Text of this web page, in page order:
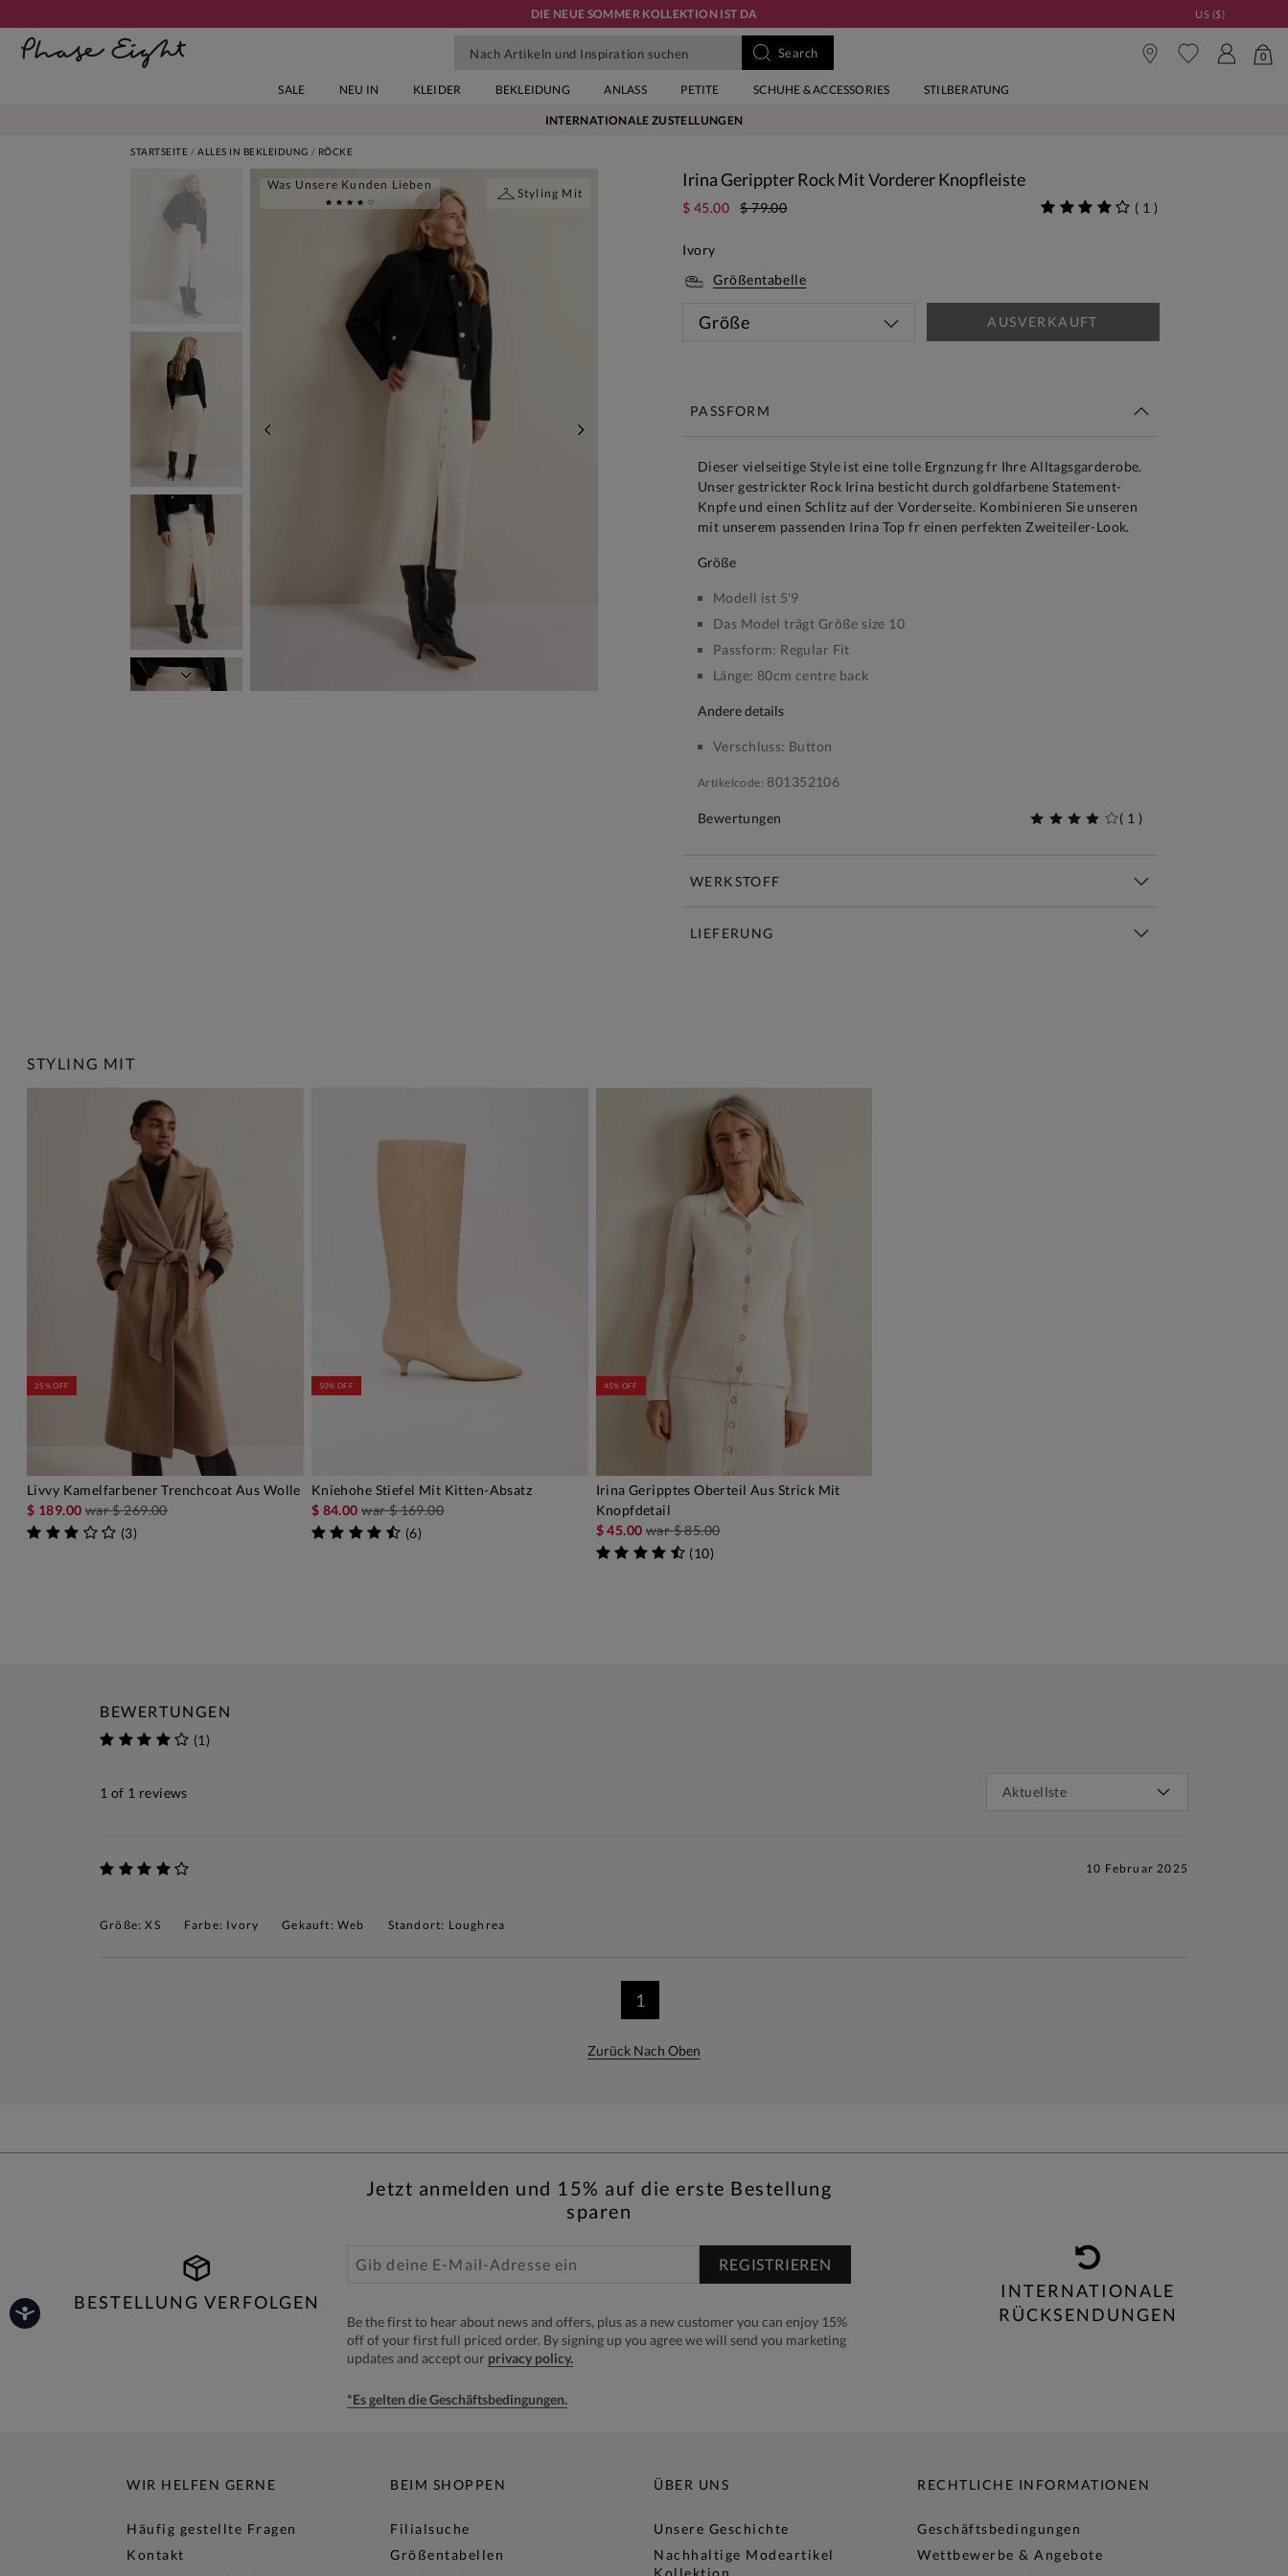
DIE NEUE SOMMER KOLLEKTION IST DA US ($)
0
SALE NEU IN KLEIDER BEKLEIDUNG ANLASS PETITE SCHUHE & ACCESSORIES STILBERATUNG
INTERNATIONALE ZUSTELLUNGEN
STARTSEITE ALLES IN BEKLEIDUNG RÖCKE
WEITER
Was Unsere Kunden Lieben
Styling Mit
Irina Gerippter Rock Mit Vorderer Knopfleiste
$ 45.00 $ 79.00 ( 1 )
Ivory
Größentabelle
Größe AUSVERKAUFT
PASSFORM
Dieser vielseitige Style ist eine tolle Ergnzung fr Ihre Alltagsgarderobe.
Unser gestrickter Rock Irina besticht durch goldfarbene Statement-
Knpfe und einen Schlitz auf der Vorderseite. Kombinieren Sie unseren
mit unserem passenden Irina Top fr einen perfekten Zweiteiler-Look.
größe
Modell ist 5'9
Das Model trägt Größe size 10
Passform: Regular Fit
Länge: 80cm centre back
andere details
Verschluss: Button
Artikelcode: 801352106
Bewertungen ( 1 )
WERKSTOFF
LIEFERUNG
STYLING MIT
IN DEN WARENKORB
25% OFF
Livvy Kamelfarbener Trenchcoat Aus Wolle
$ 189.00 war$ 269.00
(3)
50% OFF
Kniehohe Stiefel Mit Kitten-Absatz
$ 84.00war$ 169.00
(6)
45% OFF
Irina Geripptes Oberteil Aus Strick Mit
Knopfdetail
$ 45.00 war$ 85.00
(10)
BEWERTUNGEN
(1)
1 of 1 reviews
10 Februar 2025
Größe: XS Farbe: Ivory Gekauft: Web Standort: Loughrea
1
Zurück Nach Oben
BESTELLUNG VERFOLGEN
Jetzt anmelden und 15% auf die erste Bestellung
sparen
REGISTRIEREN
Be the first to hear about news and offers, plus as a new customer you can enjoy 15%
off of your first full priced order. By signing up you agree we will send you marketing
updates and accept our privacy policy.
*Es gelten die Geschäftsbedingungen.
INTERNATIONALE
RÜCKSENDUNGEN
WIR HELFEN GERNE
Häufig gestellte Fragen
Kontakt
BEIM SHOPPEN
Filialsuche
Größentabellen
ÜBER UNS
Unsere Geschichte
Nachhaltige Modeartikel
Kollektion
RECHTLICHE INFORMATIONEN
Geschäftsbedingungen
Wettbewerbe & Angebote